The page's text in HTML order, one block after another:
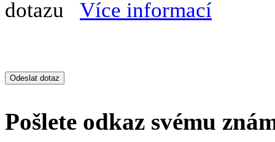
dotazu
Více informací
Pošlete odkaz svému